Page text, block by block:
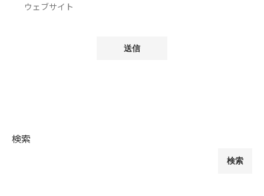
検索
検索